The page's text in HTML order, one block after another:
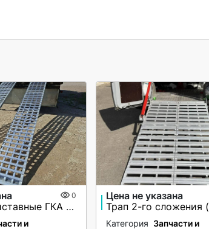
0
Аппарели приставные ГКА 5.350.40 2/3
и
Цена не указана
Категория Запчасти и